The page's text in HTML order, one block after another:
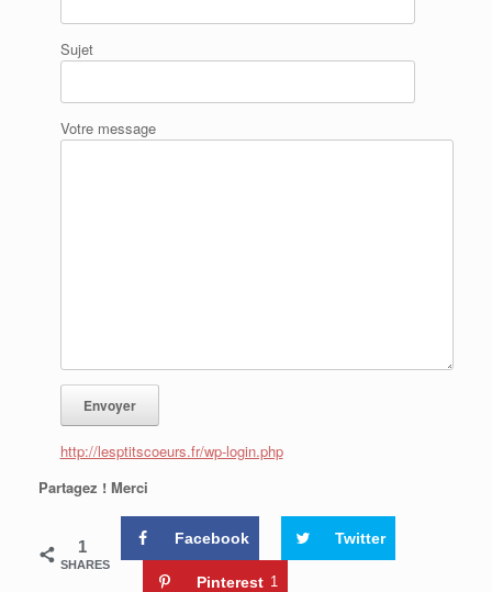
Sujet
Votre message
http://lesptitscoeurs.fr/wp-login.php
Partagez ! Merci
1
SHARES
Facebook Twitter
Pinterest 1